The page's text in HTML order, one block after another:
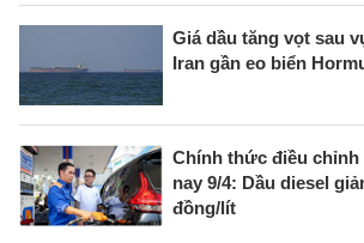
Giá dầu tăng vọt sau
Iran gần eo biển
Chính thức điều chỉnh
nay 9/4: Dầu diesel
đồng/lít